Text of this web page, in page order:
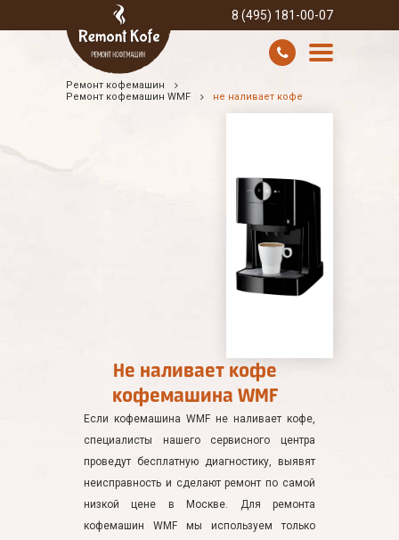
8 (495) 181-00-07
УСЛУГИ И ЦЕНЫ
Ремонт кофемашин
Ремонт кофемашин WMF
не наливает кофе
Не наливает кофе
кофемашина WMF
Если кофемашина WMF не наливает кофе,
специалисты нашего сервисного центра
проведут бесплатную диагностику, выявят
неисправность и сделают ремонт по самой
низкой цене в Москве. Для ремонта
кофемашин WMF мы используем только